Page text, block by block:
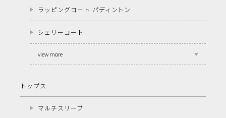
ラッピングコート パディントン
シェリーコート
view more
トップス
マルチスリーブ